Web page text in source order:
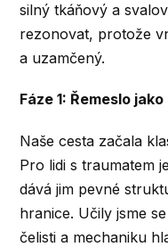
silný tkáňový a
rezonovat, protože
a uzamčený.
Fáze 1: Řemeslo
Naše cesta začala
Pro lidi s traumatem
dává jim pevné
hranice. Učily jsme
čelisti a mechaniku